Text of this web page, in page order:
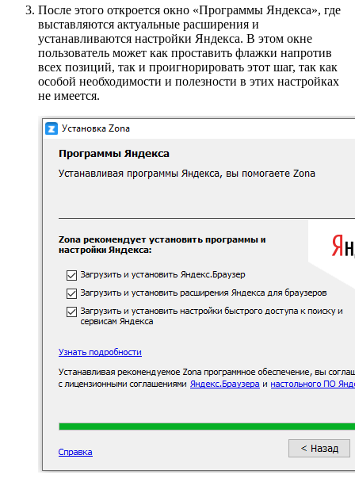
После этого откроется окно «Программы Яндекса», где
выставляются актуальные расширения и
устанавливаются настройки Яндекса. В этом окне
пользователь может как проставить флажки напротив
всех позиций, так и проигнорировать этот шаг, так как
особой необходимости и полезности в этих настройках
не имеется.